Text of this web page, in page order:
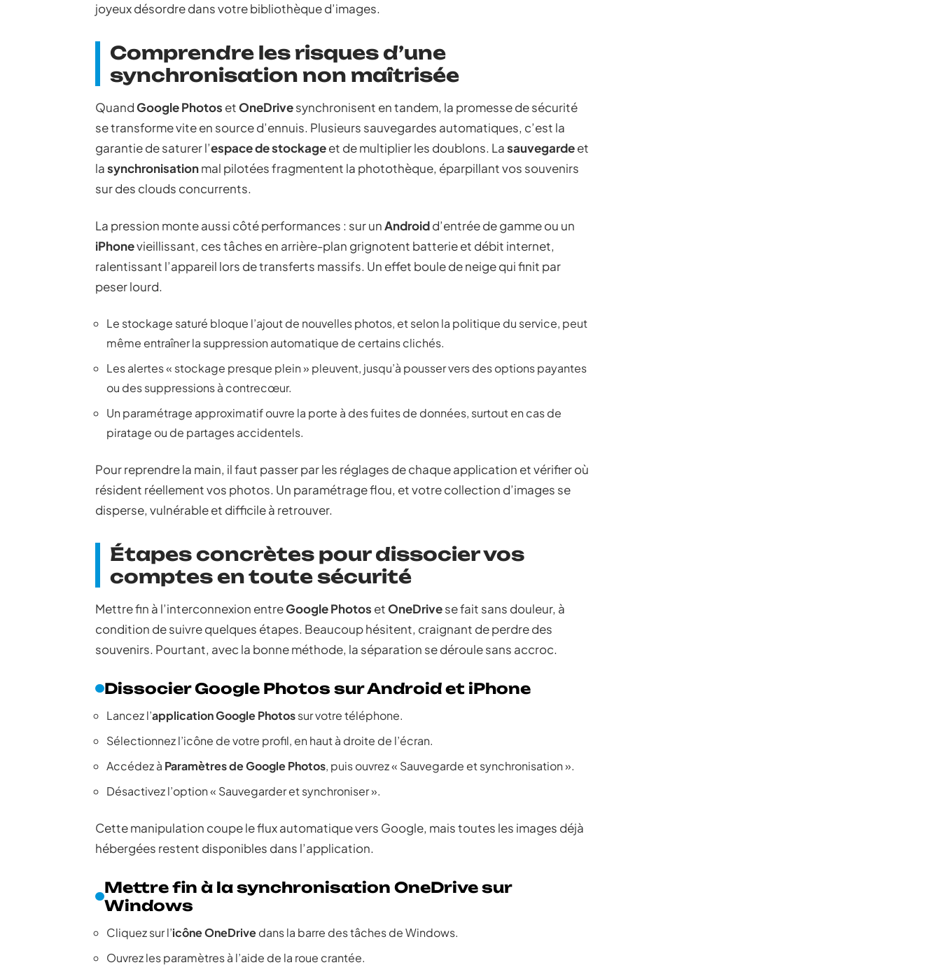
joyeux désordre dans votre bibliothèque d’images.
Comprendre les risques d’une
synchronisation non maîtrisée
QuandGoogle Photos etOneDrivesynchronisent en tandem, la promesse de sécurité
se transforme vite en source d’ennuis. Plusieurs sauvegardes automatiques, c’est la
garantie de saturer l’espace de stockageet de multiplier les doublons. Lasauvegardeet
lasynchronisationmal pilotées fragmentent la photothèque, éparpillant vos souvenirs
sur des clouds concurrents.
La pression monte aussi côté performances : sur unAndroidd’entrée de gamme ou un
iPhonevieillissant, ces tâches en arrière-plan grignotent batterie et débit internet,
ralentissant l’appareil lors de transferts massifs. Un effet boule de neige qui finit par
peser lourd.
Le stockage saturé bloque l’ajout de nouvelles photos, et selon la politique du service, peut
même entraîner la suppression automatique de certains clichés.
Les alertes « stockage presque plein » pleuvent, jusqu’à pousser vers des options payantes
ou des suppressions à contrecœur.
Un paramétrage approximatif ouvre la porte à des fuites de données, surtout en cas de
piratage ou de partages accidentels.
Pour reprendre la main, il faut passer par les réglages de chaque application et vérifier où
résident réellement vos photos. Un paramétrage flou, et votre collection d’images se
disperse, vulnérable et difficile à retrouver.
Étapes concrètes pour dissocier vos
comptes en toute sécurité
Mettre fin à l’interconnexion entreGoogle Photos etOneDrivese fait sans douleur, à
condition de suivre quelques étapes. Beaucoup hésitent, craignant de perdre des
souvenirs. Pourtant, avec la bonne méthode, la séparation se déroule sans accroc.
Dissocier Google Photos sur Android et iPhone
Lancez l’application Google Photossur votre téléphone.
Sélectionnez l’icône de votre profil, en haut à droite de l’écran.
Accédez à Paramètres de Google Photos, puis ouvrez « Sauvegarde et synchronisation ».
Désactivez l’option « Sauvegarder et synchroniser ».
Cette manipulation coupe le flux automatique vers Google, mais toutes les images déjà
hébergées restent disponibles dans l’application.
Mettre fin à la synchronisation OneDrive sur
Windows
Cliquez sur l’icône OneDrivedans la barre des tâches de Windows.
Ouvrez les paramètres à l’aide de la roue crantée.